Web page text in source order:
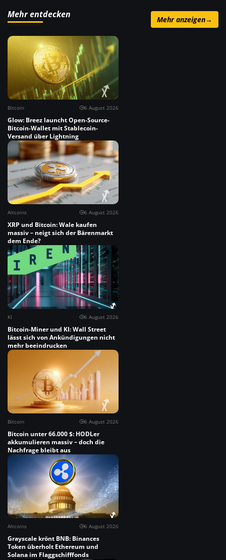
Mehr entdecken Mehr anzeigen→
Bitcoin 6 August 2026
Glow: Breez launcht Open-Source-
Bitcoin-Wallet mit Stablecoin-
Versand über Lightning
Altcoins 6 August 2026
XRP und Bitcoin: Wale kaufen
massiv – neigt sich der Bärenmarkt
dem Ende?
KI 6 August 2026
Bitcoin-Miner und KI: Wall Street
lässt sich von Ankündigungen nicht
mehr beeindrucken
Bitcoin 6 August 2026
Bitcoin unter 66.000 $: HODLer
akkumulieren massiv – doch die
Nachfrage bleibt aus
Altcoins 6 August 2026
Grayscale krönt BNB: Binances
Token überholt Ethereum und
Solana im Flaggschifffonds